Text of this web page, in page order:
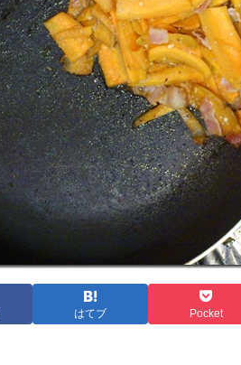
はてブ Pocket